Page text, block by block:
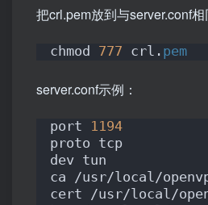
把crl.pem放到与server.conf
chmod 777 crl. pem
server.conf示例：
port 1194
proto tcp
dev tun
ca /usr/local/
cert /usr/local/